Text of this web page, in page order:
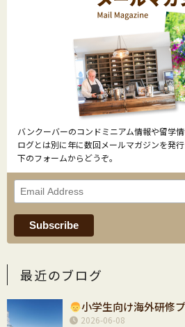
バンクーバーのコンドミニアム情報や留学
ログとは別に年に数回メールマガジンを発
下のフォームからどうぞ。
最近のブログ
小学生向け海外研修
2026-06-08